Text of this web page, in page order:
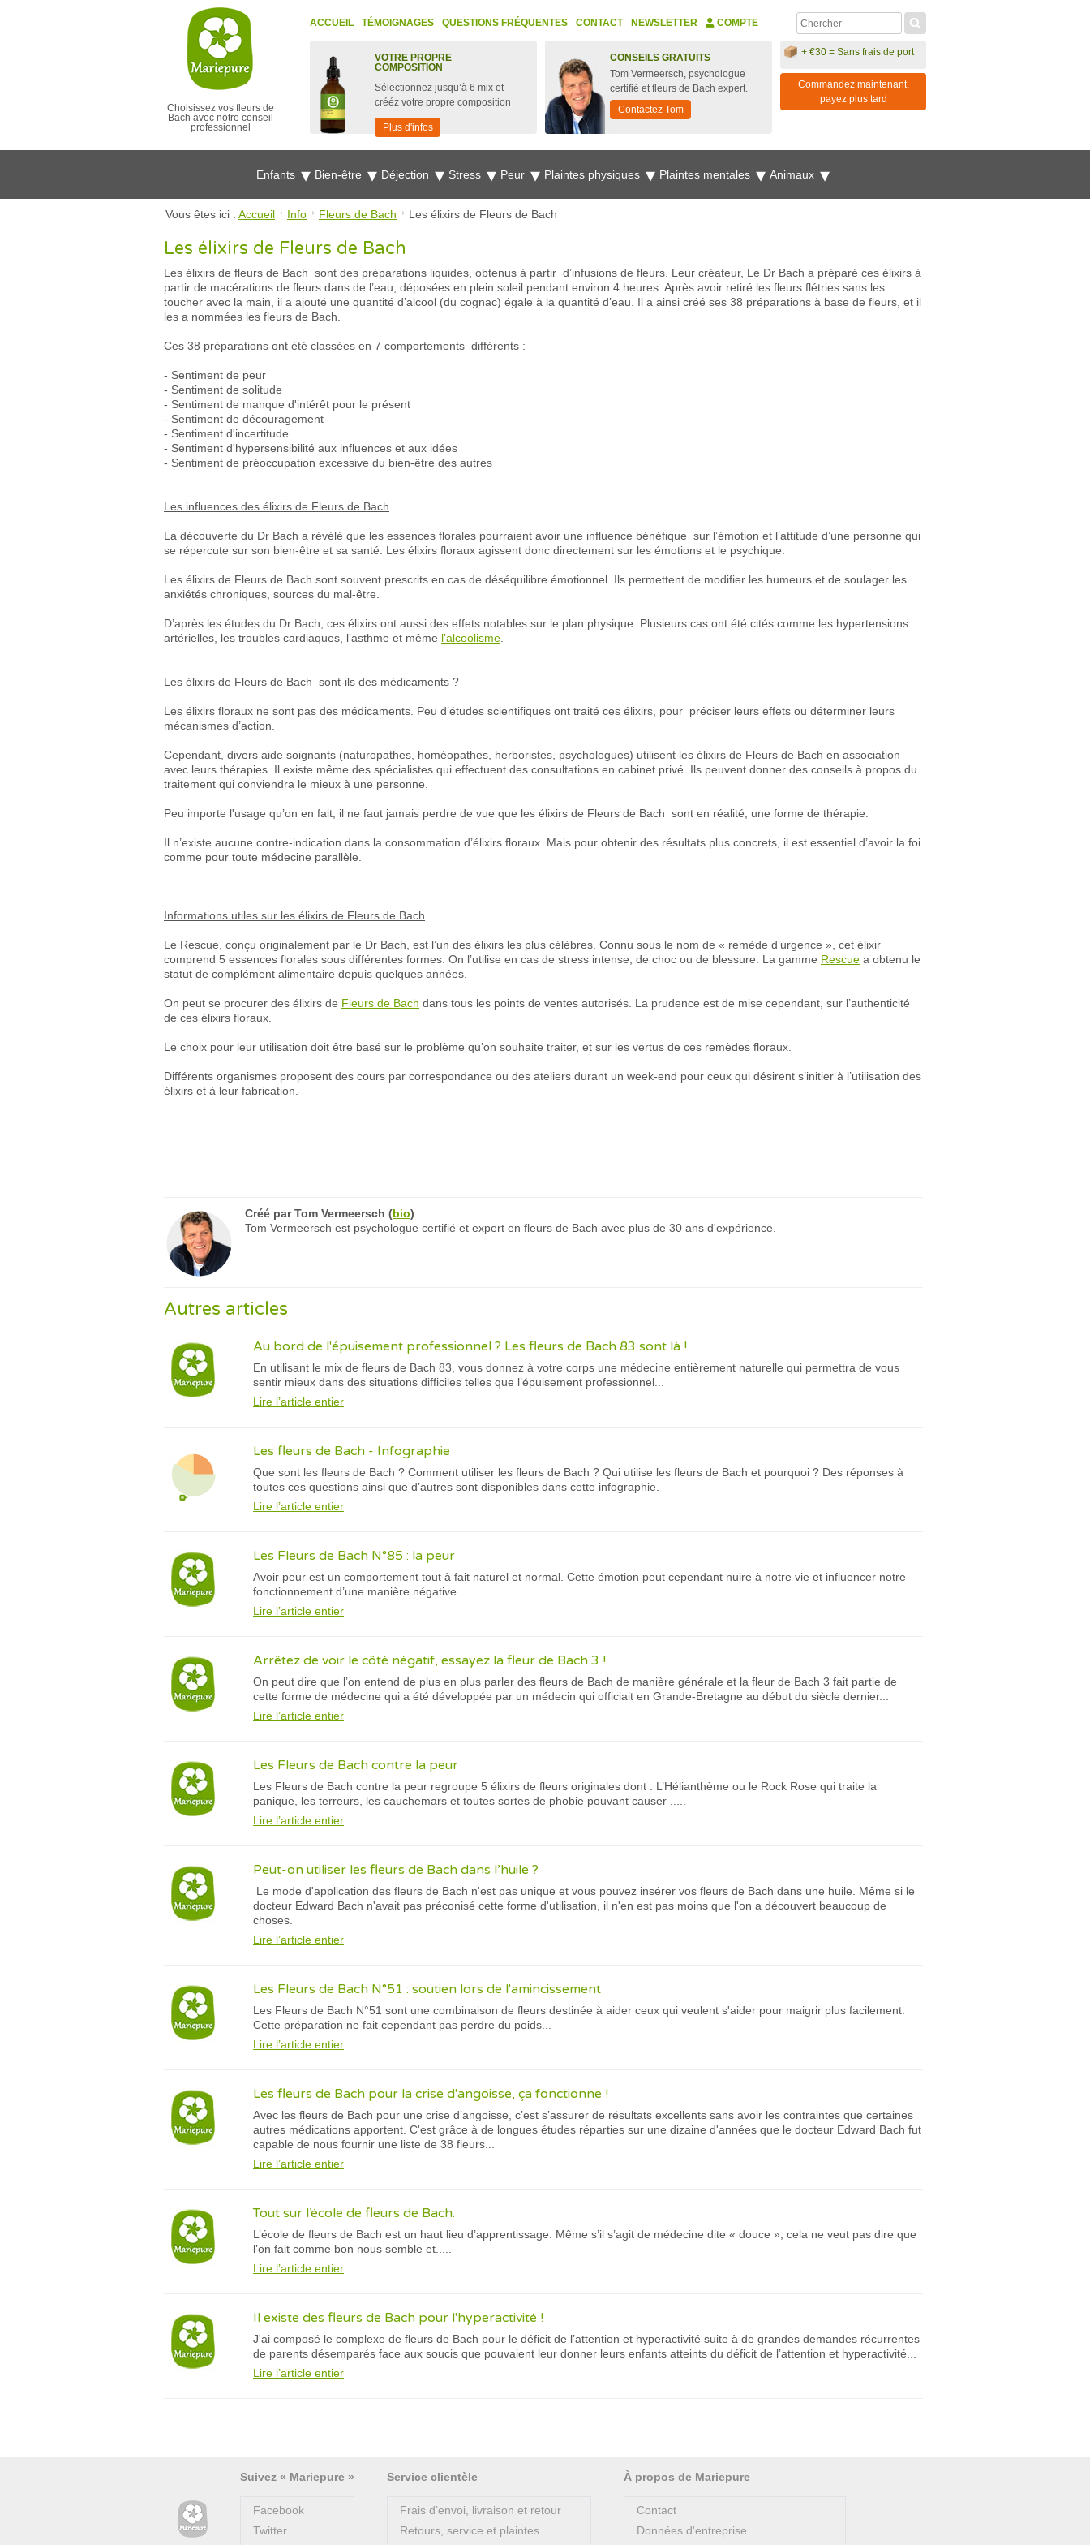
Choisissez vos fleurs de
Bach avec notre conseil
professionnel
ACCUEIL TÉMOIGNAGES QUESTIONS FRÉQUENTES CONTACT NEWSLETTER COMPTE
VOTRE PROPRE
COMPOSITION
Sélectionnez jusqu’à 6 mix et
crééz votre propre composition
Plus d'infos
CONSEILS GRATUITS
Tom Vermeersch, psychologue
certifié et fleurs de Bach expert.
Contactez Tom
+ €30 = Sans frais de port
Commandez maintenant,
payez plus tard
Enfants Bien-être Déjection Stress Peur Plaintes physiques Plaintes mentales Animaux
Vous êtes ici : Accueil Info Fleurs de Bach Les élixirs de Fleurs de Bach
Les élixirs de Fleurs de Bach
Les élixirs de fleurs de Bach sont des préparations liquides, obtenus à partir d’infusions de fleurs. Leur créateur, Le Dr Bach a préparé ces élixirs à
partir de macérations de fleurs dans de l’eau, déposées en plein soleil pendant environ 4 heures. Après avoir retiré les fleurs flétries sans les
toucher avec la main, il a ajouté une quantité d’alcool (du cognac) égale à la quantité d’eau. Il a ainsi créé ses 38 préparations à base de fleurs, et il
les a nommées les fleurs de Bach.
Ces 38 préparations ont été classées en 7 comportements différents :
- Sentiment de peur
- Sentiment de solitude
- Sentiment de manque d'intérêt pour le présent
- Sentiment de découragement
- Sentiment d'incertitude
- Sentiment d'hypersensibilité aux influences et aux idées
- Sentiment de préoccupation excessive du bien-être des autres
Les influences des élixirs de Fleurs de Bach
La découverte du Dr Bach a révélé que les essences florales pourraient avoir une influence bénéfique sur l’émotion et l’attitude d’une personne qui
se répercute sur son bien-être et sa santé. Les élixirs floraux agissent donc directement sur les émotions et le psychique.
Les élixirs de Fleurs de Bach sont souvent prescrits en cas de déséquilibre émotionnel. Ils permettent de modifier les humeurs et de soulager les
anxiétés chroniques, sources du mal-être.
D’après les études du Dr Bach, ces élixirs ont aussi des effets notables sur le plan physique. Plusieurs cas ont été cités comme les hypertensions
artérielles, les troubles cardiaques, l’asthme et même l’alcoolisme
Les élixirs de Fleurs de Bach sont-ils des médicaments ?
Les élixirs floraux ne sont pas des médicaments. Peu d’études scientifiques ont traité ces élixirs, pour préciser leurs effets ou déterminer leurs
mécanismes d’action.
Cependant, divers aide soignants (naturopathes, homéopathes, herboristes, psychologues) utilisent les élixirs de Fleurs de Bach en association
avec leurs thérapies. Il existe même des spécialistes qui effectuent des consultations en cabinet privé. Ils peuvent donner des conseils à propos du
traitement qui conviendra le mieux à une personne.
Peu importe l'usage qu’on en fait, il ne faut jamais perdre de vue que les élixirs de Fleurs de Bach sont en réalité, une forme de thérapie.
Il n’existe aucune contre-indication dans la consommation d’élixirs floraux. Mais pour obtenir des résultats plus concrets, il est essentiel d’avoir la foi
comme pour toute médecine parallèle.
Informations utiles sur les élixirs de Fleurs de Bach
Le Rescue, conçu originalement par le Dr Bach, est l’un des élixirs les plus célèbres. Connu sous le nom de « remède d’urgence », cet élixir
comprend 5 essences florales sous différentes formes. On l’utilise en cas de stress intense, de choc ou de blessure. La gamme Rescue a obtenu le
statut de complément alimentaire depuis quelques années.
On peut se procurer des élixirs de Fleurs de Bach dans tous les points de ventes autorisés. La prudence est de mise cependant, sur l’authenticité
de ces élixirs floraux.
Le choix pour leur utilisation doit être basé sur le problème qu’on souhaite traiter, et sur les vertus de ces remèdes floraux.
Différents organismes proposent des cours par correspondance ou des ateliers durant un week-end pour ceux qui désirent s’initier à l’utilisation des
élixirs et à leur fabrication.
Créé parTom Vermeersch (bio)
Tom Vermeersch est psychologue certifié et expert en fleurs de Bach avec plus de 30 ans d'expérience.
Autres articles
Au bord de l'épuisement professionnel ? Les fleurs de Bach 83 sont là !
En utilisant le mix de fleurs de Bach 83, vous donnez à votre corps une médecine entièrement naturelle qui permettra de vous
sentir mieux dans des situations difficiles telles que l’épuisement professionnel...
Lire l’article entier
Les fleurs de Bach - Infographie
Que sont les fleurs de Bach ? Comment utiliser les fleurs de Bach ? Qui utilise les fleurs de Bach et pourquoi ? Des réponses à
toutes ces questions ainsi que d’autres sont disponibles dans cette infographie.
Lire l’article entier
Les Fleurs de Bach N°85 : la peur
Avoir peur est un comportement tout à fait naturel et normal. Cette émotion peut cependant nuire à notre vie et influencer notre
fonctionnement d’une manière négative...
Lire l’article entier
Arrêtez de voir le côté négatif, essayez la fleur de Bach 3 !
On peut dire que l’on entend de plus en plus parler des fleurs de Bach de manière générale et la fleur de Bach 3 fait partie de
cette forme de médecine qui a été développée par un médecin qui officiait en Grande-Bretagne au début du siècle dernier...
Lire l’article entier
Les Fleurs de Bach contre la peur
Les Fleurs de Bach contre la peur regroupe 5 élixirs de fleurs originales dont : L’Hélianthème ou le Rock Rose qui traite la
panique, les terreurs, les cauchemars et toutes sortes de phobie pouvant causer .....
Lire l’article entier
Peut-on utiliser les fleurs de Bach dans l’huile ?
Le mode d'application des fleurs de Bach n'est pas unique et vous pouvez insérer vos fleurs de Bach dans une huile. Même si le
docteur Edward Bach n'avait pas préconisé cette forme d'utilisation, il n'en est pas moins que l'on a découvert beaucoup de
choses.
Lire l’article entier
Les Fleurs de Bach N°51 : soutien lors de l'amincissement
Les Fleurs de Bach N°51 sont une combinaison de fleurs destinée à aider ceux qui veulent s'aider pour maigrir plus facilement.
Cette préparation ne fait cependant pas perdre du poids...
Lire l’article entier
Les fleurs de Bach pour la crise d'angoisse, ça fonctionne !
Avec les fleurs de Bach pour une crise d’angoisse, c’est s’assurer de résultats excellents sans avoir les contraintes que certaines
autres médications apportent. C'est grâce à de longues études réparties sur une dizaine d'années que le docteur Edward Bach fut
capable de nous fournir une liste de 38 fleurs...
Lire l’article entier
Tout sur l’école de fleurs de Bach.
L’école de fleurs de Bach est un haut lieu d’apprentissage. Même s’il s’agit de médecine dite « douce », cela ne veut pas dire que
l’on fait comme bon nous semble et.....
Lire l’article entier
Il existe des fleurs de Bach pour l'hyperactivité !
J'ai composé le complexe de fleurs de Bach pour le déficit de l’attention et hyperactivité suite à de grandes demandes récurrentes
de parents désemparés face aux soucis que pouvaient leur donner leurs enfants atteints du déficit de l’attention et hyperactivité...
Lire l’article entier
Suivez « Mariepure »
Facebook
Twitter
Service clientèle
Frais d’envoi, livraison et retour
Retours, service et plaintes
À propos de Mariepure
Contact
Données d'entreprise